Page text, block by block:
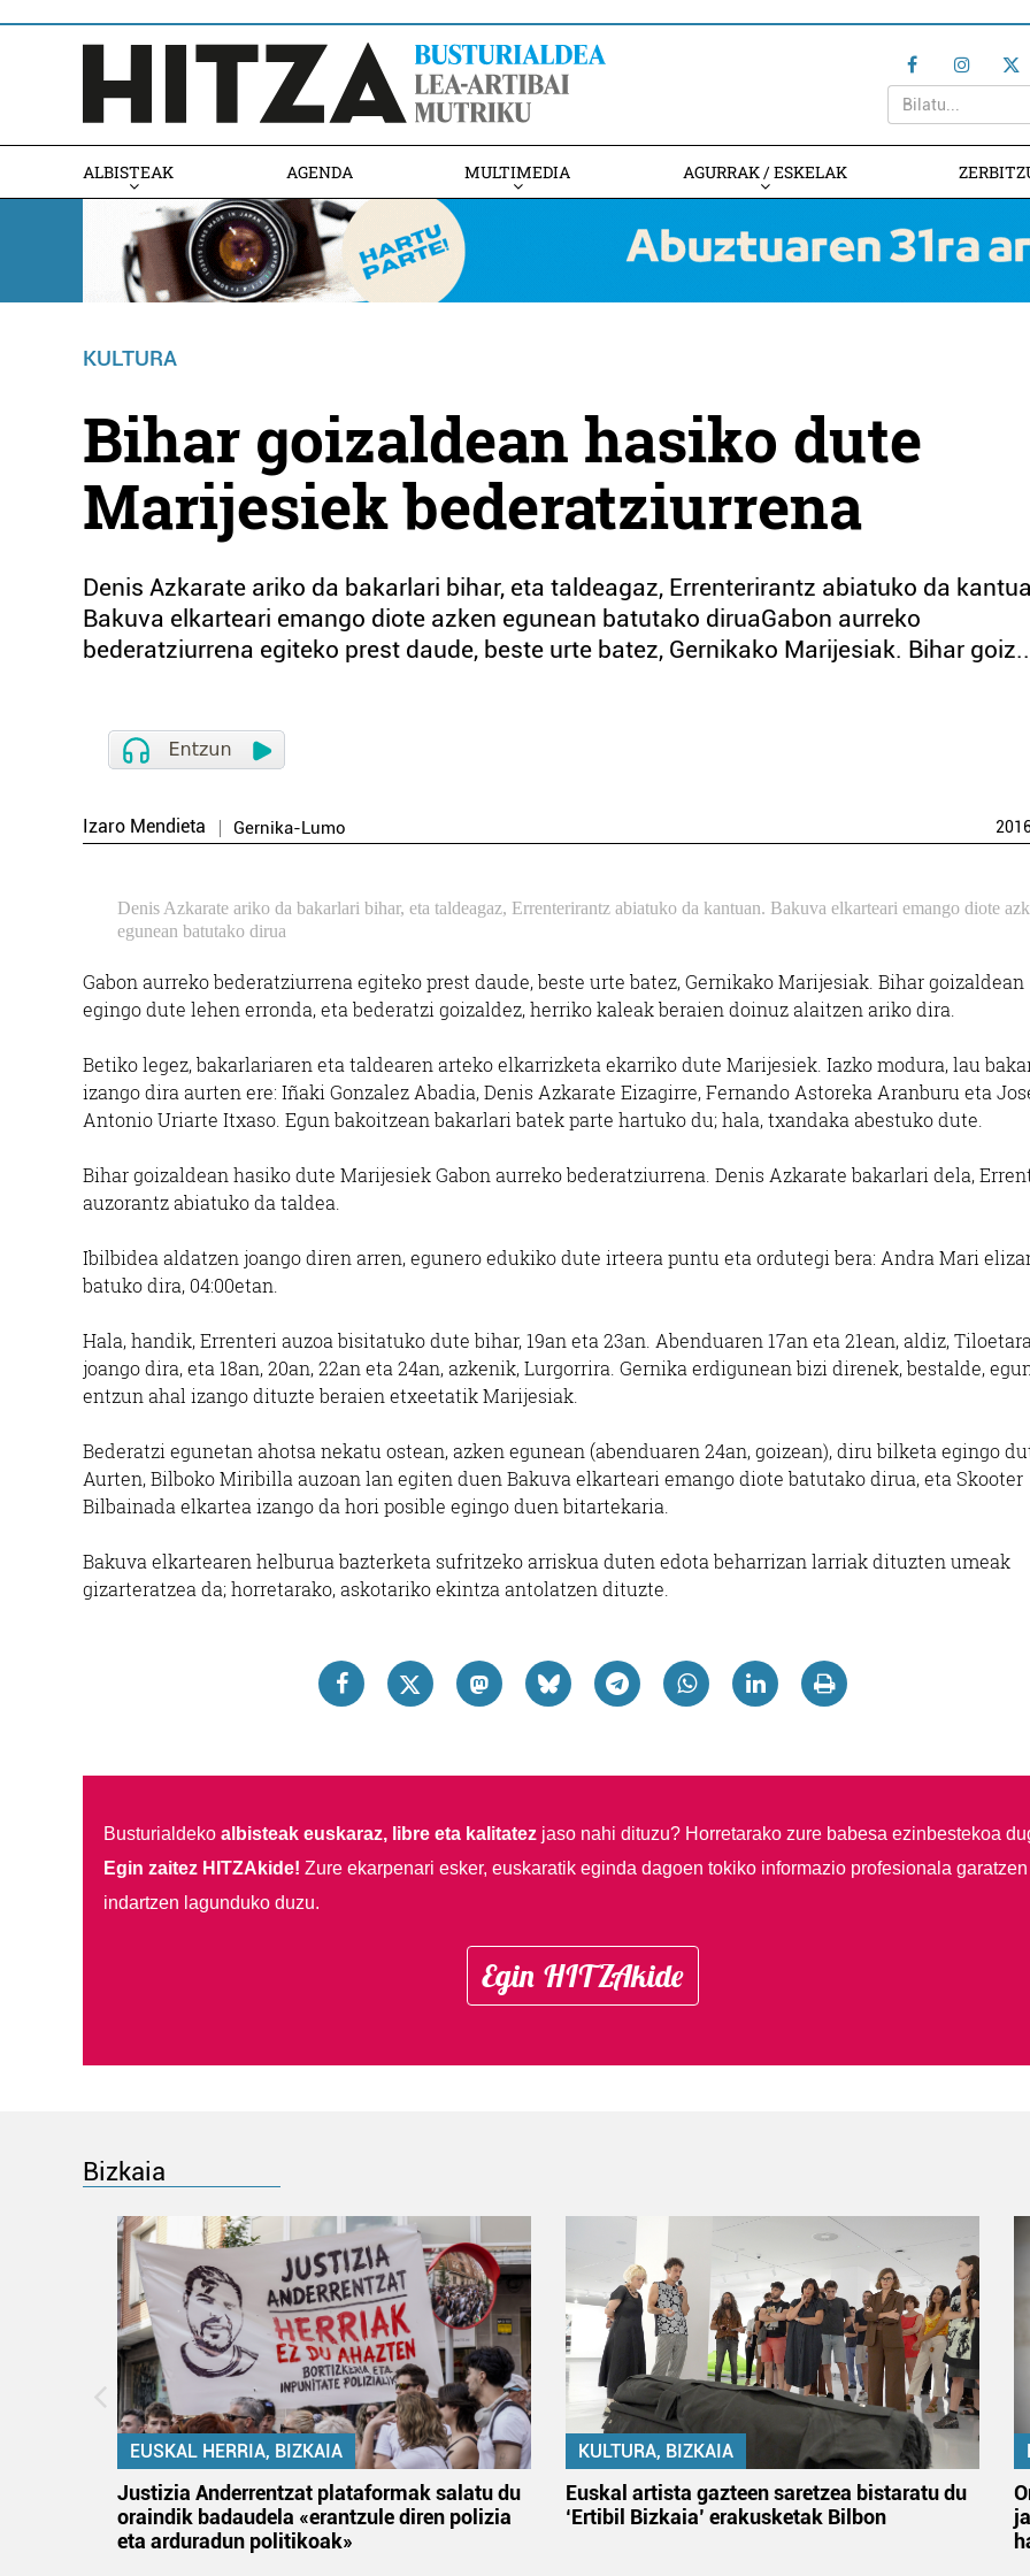
ALBISTEAK AGENDA MULTIMEDIA AGURRAK / ESKELAK
KULTURA
Bihar goizaldean hasiko dute
Marijesiek bederatziurrena
Denis Azkarate ariko da bakarlari bihar, eta taldeagaz, Errenterirantz abiatuko da
Bakuva elkarteari emango diote azken egunean batutako diruaGabon aurreko
bederatziurrena egiteko prest daude, beste urte batez, Gernikako Marijesiak. Bihar
Izaro Mendieta Gernika-Lumo
Denis Azkarate ariko da bakarlari bihar, eta taldeagaz, Errenterirantz abiatuko da kantuan. Bakuva elkarteari emango diote
egunean batutako dirua
Gabon aurreko bederatziurrena egiteko prest daude, beste urte batez, Gernikako Marijesiak. Bihar goizaldean
egingo dute lehen erronda, eta bederatzi goizaldez, herriko kaleak beraien doinuz alaitzen ariko dira.
Betiko legez, bakarlariaren eta taldearen arteko elkarrizketa ekarriko dute Marijesiek. Iazko modura, lau
izango dira aurten ere: Iñaki Gonzalez Abadia, Denis Azkarate Eizagirre, Fernando Astoreka Aranburu eta
Antonio Uriarte Itxaso. Egun bakoitzean bakarlari batek parte hartuko du; hala, txandaka abestuko dute.
Bihar goizaldean hasiko dute Marijesiek Gabon aurreko bederatziurrena. Denis Azkarate bakarlari dela,
auzorantz abiatuko da taldea.
Ibilbidea aldatzen joango diren arren, egunero edukiko dute irteera puntu eta ordutegi bera: Andra Mari
batuko dira, 04:00etan.
Hala, handik, Errenteri auzoa bisitatuko dute bihar, 19an eta 23an. Abenduaren 17an eta 21ean, aldiz, Tiloetara
joango dira, eta 18an, 20an, 22an eta 24an, azkenik, Lurgorrira. Gernika erdigunean bizi direnek, bestalde,
entzun ahal izango dituzte beraien etxeetatik Marijesiak.
Bederatzi egunetan ahotsa nekatu ostean, azken egunean (abenduaren 24an, goizean), diru bilketa egingo
Aurten, Bilboko Miribilla auzoan lan egiten duen Bakuva elkarteari emango diote batutako dirua, eta Skooter
Bilbainada elkartea izango da hori posible egingo duen bitartekaria.
Bakuva elkartearen helburua bazterketa sufritzeko arriskua duten edota beharrizan larriak dituzten umeak
gizarteratzea da; horretarako, askotariko ekintza antolatzen dituzte.
Busturialdeko albisteak euskaraz, libre eta kalitatezjaso nahi dituzu? Horretarako zure babesa ezinbestekoa
Egin zaitez HITZAkide! Zure ekarpenari esker, euskaratik eginda dagoen tokiko informazio profesionala garatzen
indartzen lagunduko duzu.
Egin HITZAkide
Bizkaia
EUSKAL HERRIA, BIZKAIA
Justizia Anderrentzat plataformak salatu du
oraindik badaudela «erantzule diren polizia
eta arduradun politikoak»
KULTURA, BIZKAIA
Euskal artista gazteen saretzea bistaratu du
‘Ertibil Bizkaia’ erakusketak Bilbon